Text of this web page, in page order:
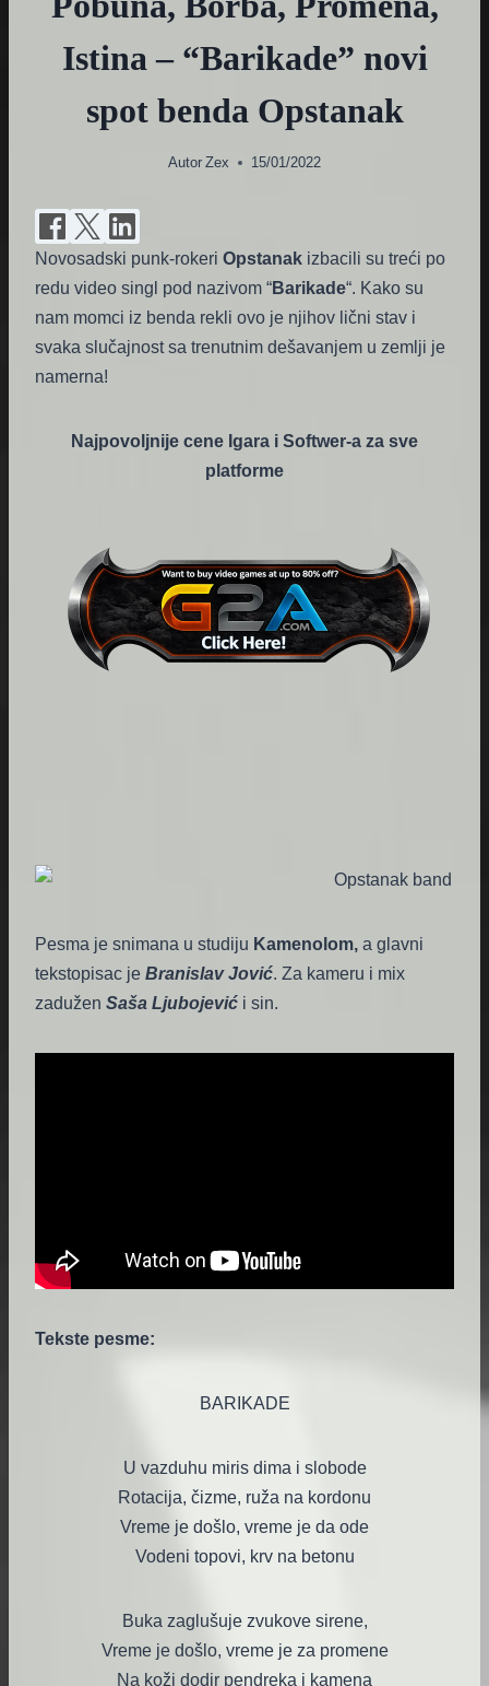
Istina – “Barikade” novi
spot benda Opstanak
Autor Zex 15/01/2022
Novosadski punk-rokeri Opstanak izbacili su treći po
redu video singl pod nazivom “Barikade“. Kako su
nam momci iz benda rekli ovo je njihov lični stav i
svaka slučajnost sa trenutnim dešavanjem u zemlji je
namerna!
Najpovoljnije cene Igara i Softwer-a za sve
platforme
Pesma je snimana u studiju Kamenolom, a glavni
tekstopisac je Branislav Jović. Za kameru i mix
zadužen Saša Ljubojević i sin.
Tekste pesme:
BARIKADE
U vazduhu miris dima i slobode
Rotacija, čizme, ruža na kordonu
Vreme je došlo, vreme je da ode
Vodeni topovi, krv na betonu
Buka zaglušuje zvukove sirene,
Vreme je došlo, vreme je za promene
Na koži dodir pendreka i kamena